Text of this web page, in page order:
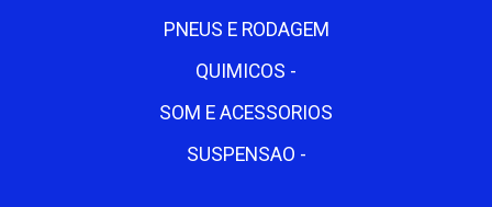
PNEUS E RODAGEM
QUIMICOS -
SOM E ACESSORIOS
SUSPENSAO -